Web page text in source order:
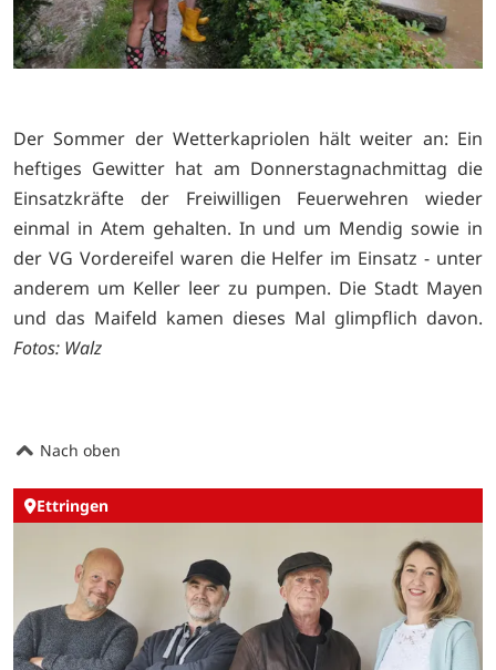
Der Sommer der Wetterkapriolen hält weiter an: Ein
heftiges Gewitter hat am Donnerstagnachmittag die
Einsatzkräfte der Freiwilligen Feuerwehren wieder
einmal in Atem gehalten. In und um Mendig sowie in
der VG Vordereifel waren die Helfer im Einsatz - unter
anderem um Keller leer zu pumpen. Die Stadt Mayen
und das Maifeld kamen dieses Mal glimpflich davon.
Fotos: Walz
Nach oben
Ettringen